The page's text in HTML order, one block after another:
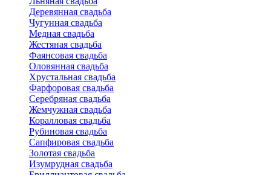
Деревянная свадьба
Чугунная свадьба
Медная свадьба
Жестяная свадьба
Фаянсовая свадьба
Оловянная свадьба
Хрустальная свадьба
Фарфоровая свадьба
Серебряная свадьба
Жемчужная свадьба
Коралловая свадьба
Рубиновая свадьба
Сапфировая свадьба
Золотая свадьба
Изумрудная свадьба